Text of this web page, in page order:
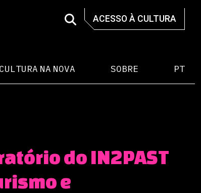
ACESSO À CULTURA
CULTURA NA NOVA SOBRE PT
do IN2PAST
e